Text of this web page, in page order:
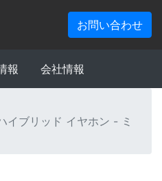
お問い合わせ
報 会社情報
イブリッド イヤホン - ミ